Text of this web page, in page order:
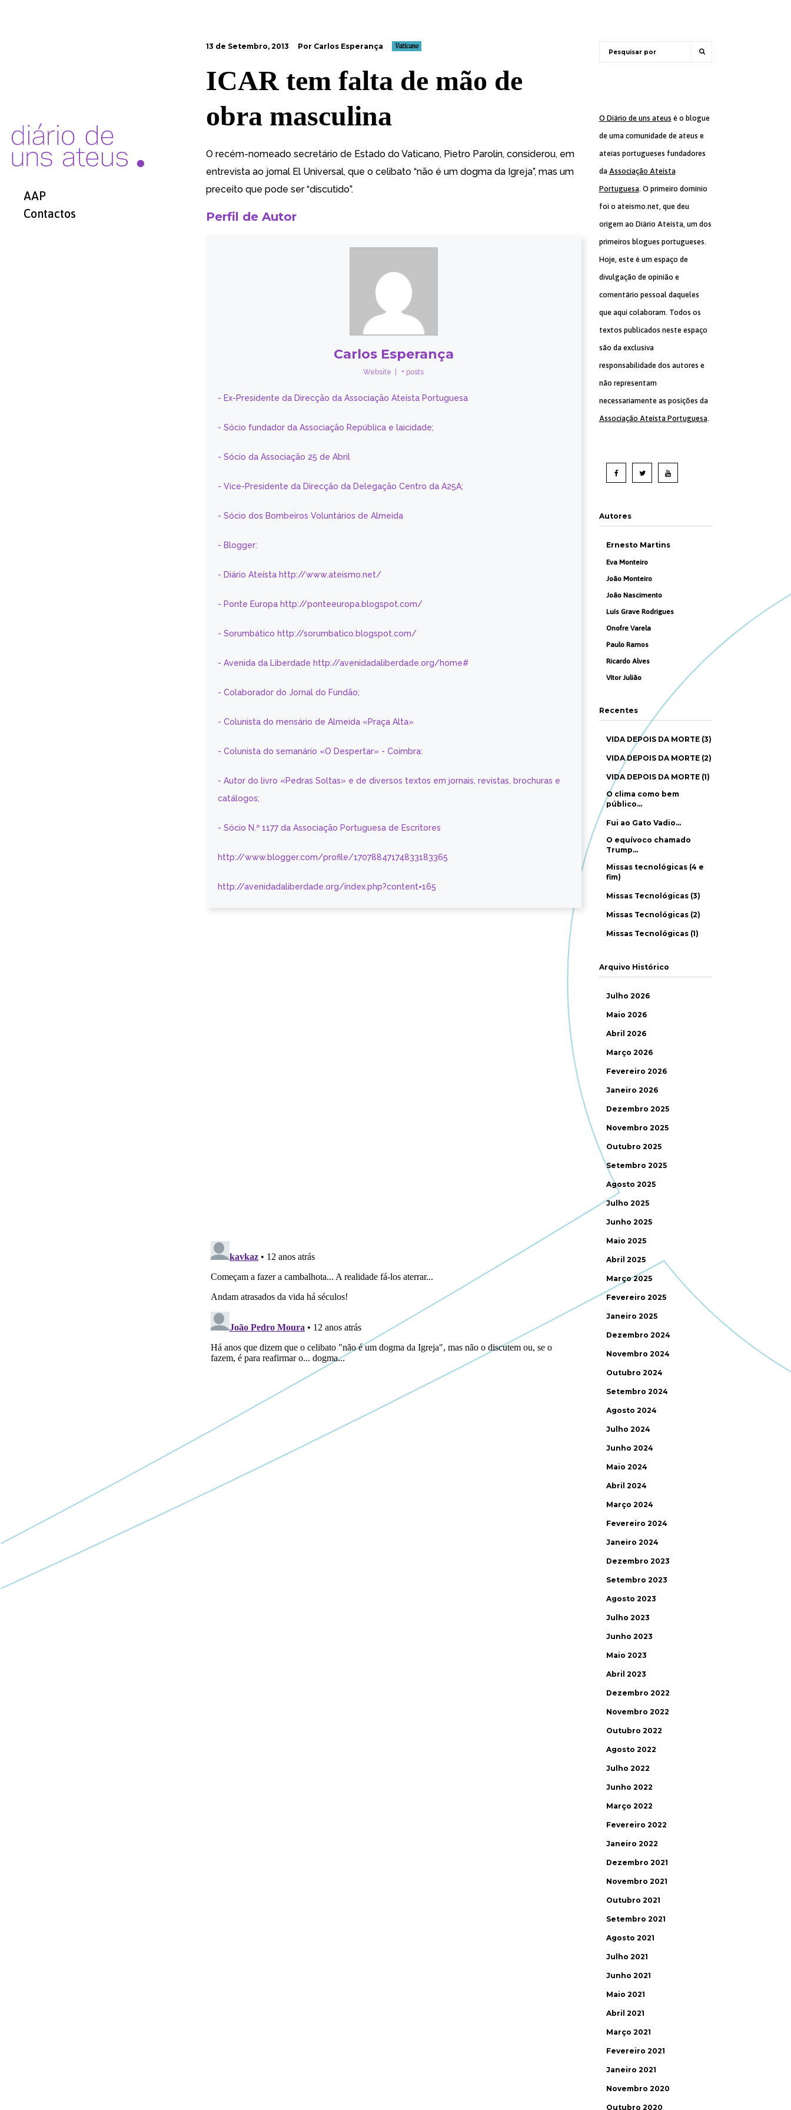
AAP
Contactos
13 de Setembro, 2013 Por Carlos Esperança Vaticano
ICAR tem falta de mão de
obra masculina
O recém-nomeado secretário de Estado do Vaticano, Pietro Parolin, considerou, em
entrevista ao jornal El Universal, que o celibato “não é um dogma da Igreja”, mas um
preceito que pode ser “discutido”.
Perfil de Autor
Carlos Esperança
Website + posts
- Ex-Presidente da Direcção da Associação Ateísta Portuguesa
- Sócio fundador da Associação República e laicidade;
- Sócio da Associação 25 de Abril
- Vice-Presidente da Direcção da Delegação Centro da A25A;
- Sócio dos Bombeiros Voluntários de Almeida
- Blogger:
- Diário Ateísta http://www.ateismo.net/
- Ponte Europa http://ponteeuropa.blogspot.com/
- Sorumbático http://sorumbatico.blogspot.com/
- Avenida da Liberdade http://avenidadaliberdade.org/home#
- Colaborador do Jornal do Fundão;
- Colunista do mensário de Almeida «Praça Alta»
- Colunista do semanário «O Despertar» - Coimbra:
- Autor do livro «Pedras Soltas» e de diversos textos em jornais, revistas, brochuras e
catálogos;
- Sócio N.º 1177 da Associação Portuguesa de Escritores
http://www.blogger.com/profile/17078847174833183365
http://avenidadaliberdade.org/index.php?content=165
O Diário de uns ateus é o blogue
de uma comunidade de ateus e
ateias portugueses fundadores
da Associação Ateísta
Portuguesa. O primeiro domínio
foi o ateismo.net, que deu
origem ao Diário Ateísta, um dos
primeiros blogues portugueses.
Hoje, este é um espaço de
divulgação de opinião e
comentário pessoal daqueles
que aqui colaboram. Todos os
textos publicados neste espaço
são da exclusiva
responsabilidade dos autores e
não representam
necessariamente as posições da
Associação Ateísta Portuguesa.
Autores
Ernesto Martins
Eva Monteiro
João Monteiro
João Nascimento
Luís Grave Rodrigues
Onofre Varela
Paulo Ramos
Ricardo Alves
Vítor Julião
Recentes
VIDA DEPOIS DA MORTE (3)
VIDA DEPOIS DA MORTE (2)
VIDA DEPOIS DA MORTE (1)
O clima como bem
público…
Fui ao Gato Vadio…
O equívoco chamado
Trump…
Missas tecnológicas (4 e
fim)
Missas Tecnológicas (3)
Missas Tecnológicas (2)
Missas Tecnológicas (1)
Arquivo Histórico
Julho 2026
Maio 2026
Abril 2026
Março 2026
Fevereiro 2026
Janeiro 2026
Dezembro 2025
Novembro 2025
Outubro 2025
Setembro 2025
Agosto 2025
Julho 2025
Junho 2025
Maio 2025
Abril 2025
Março 2025
Fevereiro 2025
Janeiro 2025
Dezembro 2024
Novembro 2024
Outubro 2024
Setembro 2024
Agosto 2024
Julho 2024
Junho 2024
Maio 2024
Abril 2024
Março 2024
Fevereiro 2024
Janeiro 2024
Dezembro 2023
Setembro 2023
Agosto 2023
Julho 2023
Junho 2023
Maio 2023
Abril 2023
Dezembro 2022
Novembro 2022
Outubro 2022
Agosto 2022
Julho 2022
Junho 2022
Março 2022
Fevereiro 2022
Janeiro 2022
Dezembro 2021
Novembro 2021
Outubro 2021
Setembro 2021
Agosto 2021
Julho 2021
Junho 2021
Maio 2021
Abril 2021
Março 2021
Fevereiro 2021
Janeiro 2021
Novembro 2020
Outubro 2020